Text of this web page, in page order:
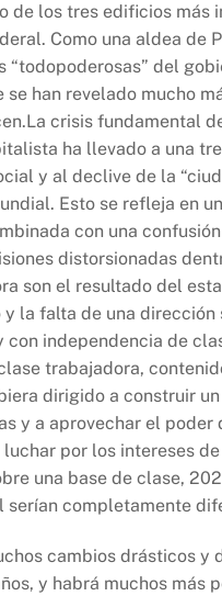
de los tres edificios más
Como una aldea de
“todopoderosas” del
se han revelado mucho
crisis fundamental
ha llevado a una
y al declive de la
Esto se refleja en
con una
distorsionadas
son el resultado del
la falta de una dirección
con independencia de
trabajadora,
dirigido a construir
y a aprovechar el poder
por los intereses
una base de clase,
serían completamente
cambios drásticos y
y habrá muchos más